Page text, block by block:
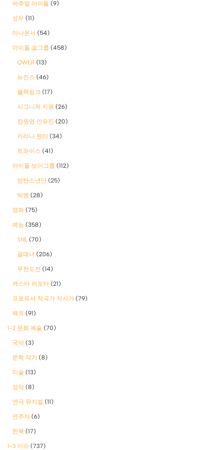
버추얼 아이돌 (9)
성우 (11)
아나운서 (54)
아이돌 걸그룹 (458)
QWER (13)
뉴진스 (46)
블랙핑크 (17)
시그니처 지원 (26)
장원영 안유진 (20)
카리나 윈터 (34)
트와이스 (41)
아이돌 보이그룹 (112)
방탄소년단 (25)
빅뱅 (28)
영화 (75)
예능 (358)
SNL (70)
골때녀 (206)
무한도전 (14)
캐스터 리포터 (21)
프로듀서 작곡가 작사가 (79)
해외 (91)
1-2 문화 예술 (70)
국악 (3)
문학 작가 (8)
미술 (13)
성악 (8)
연극 뮤지컬 (11)
연주자 (6)
한복 (17)
1-3 이슈 (737)